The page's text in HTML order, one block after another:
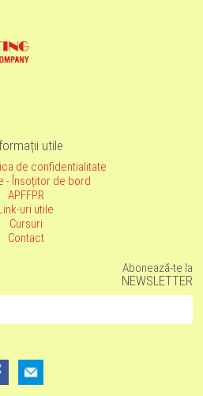
utile
de confidentialitate
- Însoțitor de bord
APFFPR
uri utile
Cursuri
Contact
Abonează-te la
NEWSLETTER